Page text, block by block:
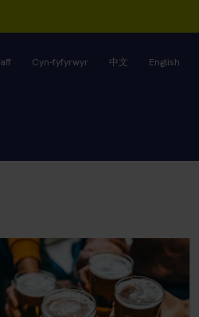
Cyn-fyfyrwyr 中文 English